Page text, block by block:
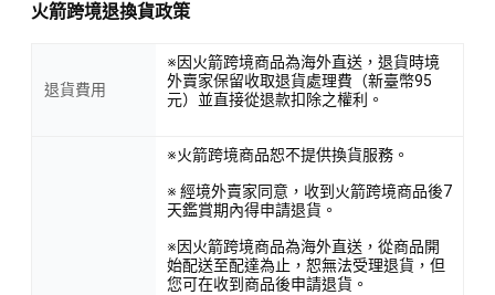
火箭跨境退換貨政策
退貨費用
※因火箭跨境商品為海外直送，退貨時境
外賣家保留收取退貨處理費（新臺幣95
元）並直接從退款扣除之權利。
※火箭跨境商品恕不提供換貨服務。
※ 經境外賣家同意，收到火箭跨境商品後7
天鑑賞期內得申請退貨。
※因火箭跨境商品為海外直送，從商品開
始配送至配達為止，恕無法受理退貨，但
您可在收到商品後申請退貨。